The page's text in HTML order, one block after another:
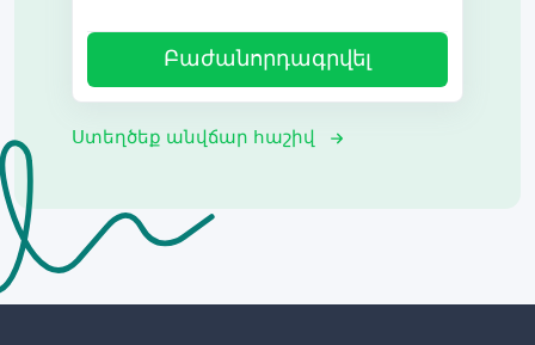
Բաժանորդագրվել
Ստեղծեք անվճար հաշիվ